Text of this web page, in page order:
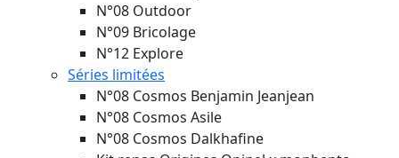
N°08 Outdoor
N°09 Bricolage
N°12 Explore
Séries limitées
N°08 Cosmos Benjamin Jeanjean
N°08 Cosmos Asile
N°08 Cosmos Dalkhafine